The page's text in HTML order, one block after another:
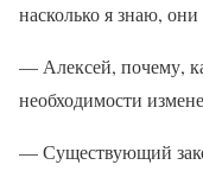
насколько я знаю,
— Алексей, почему,
необходимости
— Существующий